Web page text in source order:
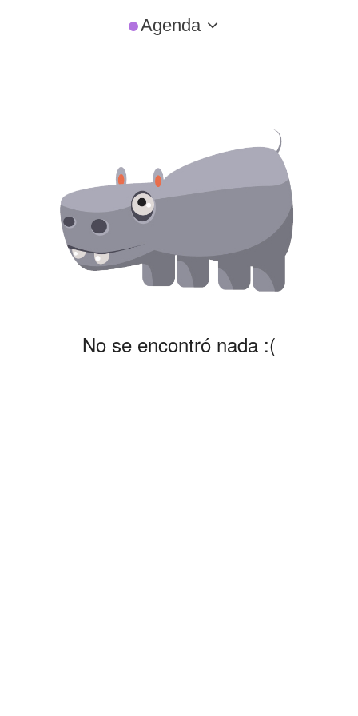
Agenda
No se encontró nada :(